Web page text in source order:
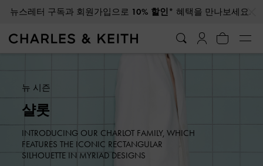
광복절 배송 일정에 대해 자세히 알아보려면 클릭하세요
뉴 시즌
샬롯
INTRODUCING OUR CHARLOT FAMILY, WHICH
FEATURES THE ICONIC RECTANGULAR
SILHOUETTE IN MYRIAD DESIGNS